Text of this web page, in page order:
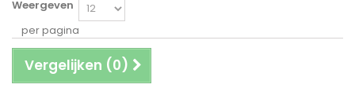
Weergeven
per pagina
Vergelijken (0)